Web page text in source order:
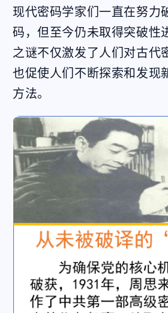
现代密码学家们一直在努力
码，但至今仍未取得突破性
之谜不仅激发了人们对古代
也促使人们不断探索和发现
方法。